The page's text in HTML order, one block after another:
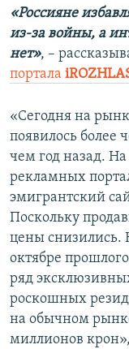
«Россияне
из-за войны, а
нет», –
портала
«Сегодня на
появилось более
чем год назад.
рекламных
эмигрантский
Поскольку
цены снизились.
октябре
ряд
роскошных
на обычном
миллионов